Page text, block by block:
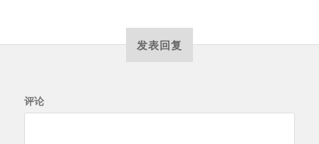
发表回复
评论